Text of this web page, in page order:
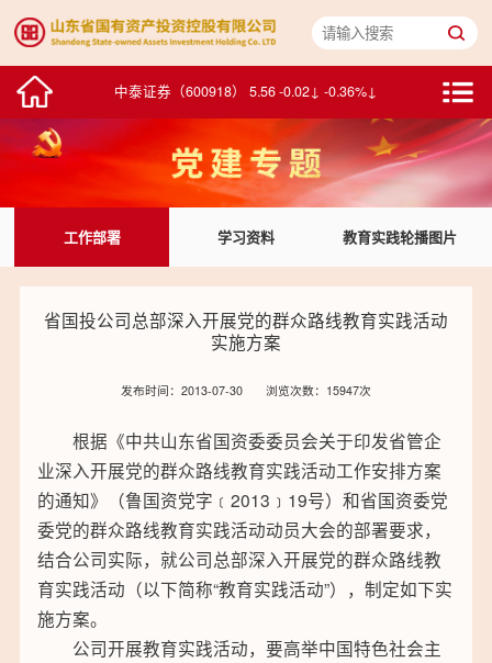
山东黄金（600547） 30.48 0.52↑ 1.74%↑
中泰证券（600918） 5.56 -0.02↓ -0.36%↓
浪潮数字企业（00596） 2.275 -0.005↓ -0.22%↓
华特达因（000915） 25.82 0.45↑ 1.77%↑
中鲁B（200992） 1.76 0.01↑ 0.57%↑
浪潮软件（600756） 15.56 -0.29↓ -1.83%↓
中通客车（000957） 10.20 0.00↑ 0.00%↑
工作部署 学习资料 教育实践轮播图片
省国投公司总部深入开展党的群众路线教育实践活动
实施方案
发布时间：2013-07-30 浏览次数：15947次
根据《中共山东省国资委委员会关于印发省管企
业深入开展党的群众路线教育实践活动工作安排方案
的通知》（鲁国资党字﹝2013﹞19号）和省国资委党
委党的群众路线教育实践活动动员大会的部署要求，
结合公司实际，就公司总部深入开展党的群众路线教
育实践活动（以下简称“教育实践活动”），制定如下实
施方案。
公司开展教育实践活动，要高举中国特色社会主